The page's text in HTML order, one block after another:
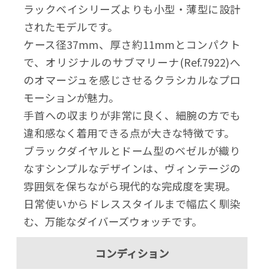
ラックベイシリーズよりも小型・薄型に設計
されたモデルです。
ケース径37mm、厚さ約11mmとコンパクト
で、オリジナルのサブマリーナ(Ref.7922)へ
のオマージュを感じさせるクラシカルなプロ
モーションが魅力。
手首への収まりが非常に良く、細腕の方でも
違和感なく着用できる点が大きな特徴です。
ブラックダイヤルとドーム型のベゼルが織り
なすシンプルなデザインは、ヴィンテージの
雰囲気を保ちながら現代的な完成度を実現。
日常使いからドレススタイルまで幅広く馴染
む、万能なダイバーズウォッチです。
コンディション